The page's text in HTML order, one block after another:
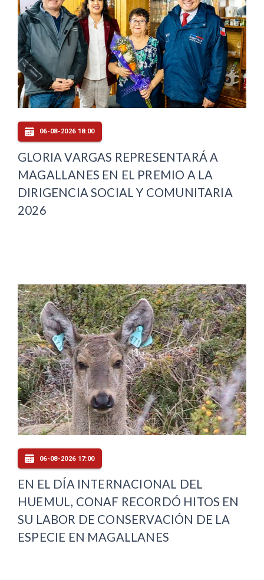
06-08-2026 18:00
GLORIA VARGAS REPRESENTARÁ A
MAGALLANES EN EL PREMIO A LA
DIRIGENCIA SOCIAL Y COMUNITARIA
2026
06-08-2026 17:00
EN EL DÍA INTERNACIONAL DEL
HUEMUL, CONAF RECORDÓ HITOS EN
SU LABOR DE CONSERVACIÓN DE LA
ESPECIE EN MAGALLANES